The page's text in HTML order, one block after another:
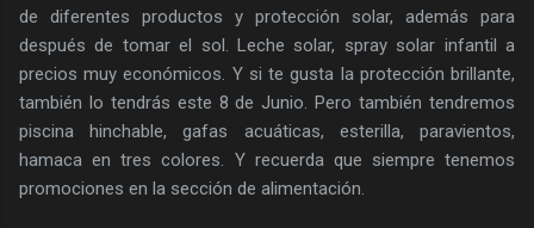
de diferentes productos y protección solar, además para
después de tomar el sol. Leche solar, spray solar infantil a
precios muy económicos. Y si te gusta la protección brillante,
también lo tendrás este 8 de Junio. Pero también tendremos
piscina hinchable, gafas acuáticas, esterilla, paravientos,
hamaca en tres colores. Y recuerda que siempre tenemos
promociones en la sección de alimentación.